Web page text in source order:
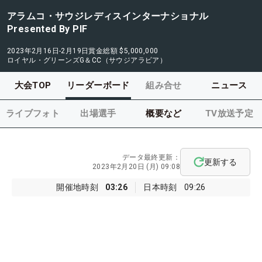
アラムコ・サウジレディスインターナショナル
Presented By PIF
2023年2月16日-2月19日賞金総額 $5,000,000
ロイヤル・グリーンズG＆CC（サウジアラビア）
大会TOP リーダーボード 組み合せ ニュース
ライブフォト 出場選手 概要など TV放送予定
開催地時刻 03:26 日本時刻 09:26
データ最終更新：
2023年2月20日 (月) 09:08
更新する